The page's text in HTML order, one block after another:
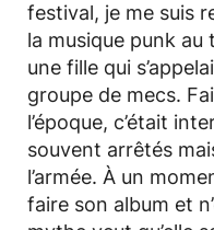
festival, je me suis
la musique punk au
une fille qui
groupe de mecs.
l’époque, c’était
souvent arrêtés
l’armée. À un
faire son album et